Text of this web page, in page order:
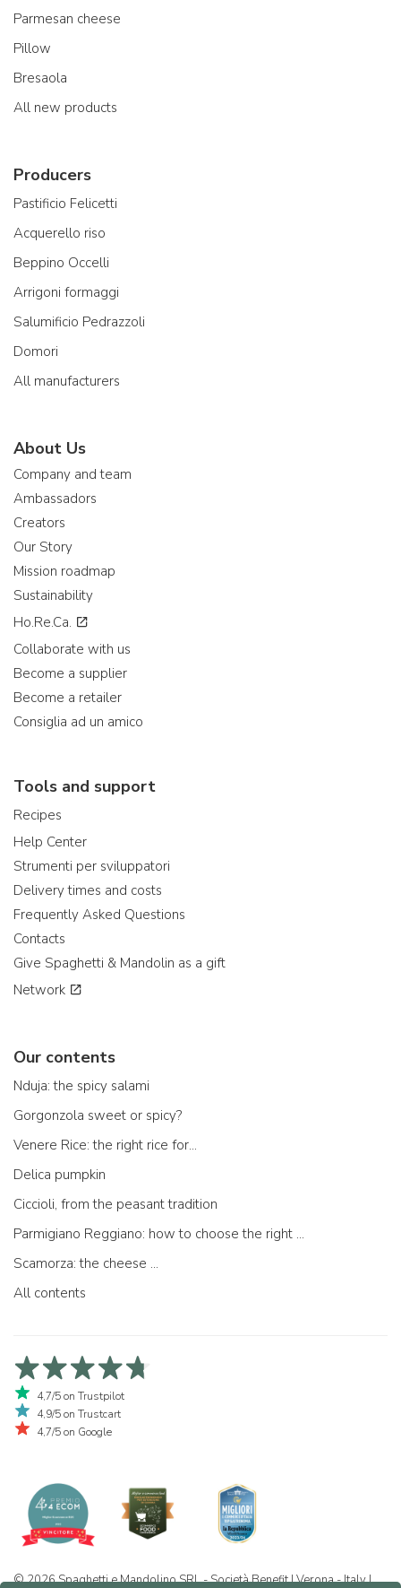
Parmesan cheese
Pillow
Bresaola
All new products
Producers
Pastificio Felicetti
Acquerello riso
Beppino Occelli
Arrigoni formaggi
Salumificio Pedrazzoli
Domori
All manufacturers
About Us
Company and team
Ambassadors
Creators
Our Story
Mission roadmap
Sustainability
Ho.Re.Ca.
Collaborate with us
Become a supplier
Become a retailer
Consiglia ad un amico
Tools and support
Recipes
Help Center
Strumenti per sviluppatori
Delivery times and costs
Frequently Asked Questions
Contacts
Give Spaghetti & Mandolin as a gift
Network
Our contents
Nduja: the spicy salami
Gorgonzola sweet or spicy?
Venere Rice: the right rice for...
Delica pumpkin
Ciccioli, from the peasant tradition
Parmigiano Reggiano: how to choose the right one
Scamorza: the cheese ...
All contents
4,7/5 on Trustpilot
4,9/5 on Trustcart
4,7/5 on Google
© 2026 Spaghetti e Mandolino SRL - Società Benefit | Verona - Italy |